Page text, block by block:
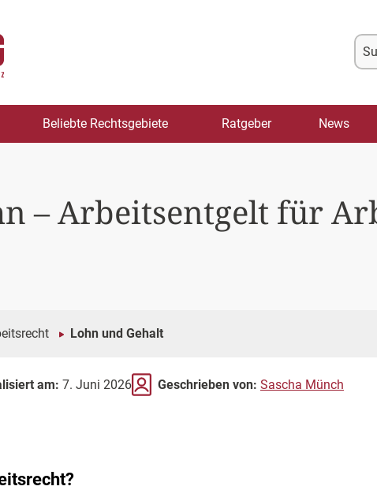
Beliebte Rechtsgebiete Ratgeber News
– Arbeitsentgelt für
Lohn und Gehalt
am: 7. Juni 2026 Geschrieben von: Sascha Münch